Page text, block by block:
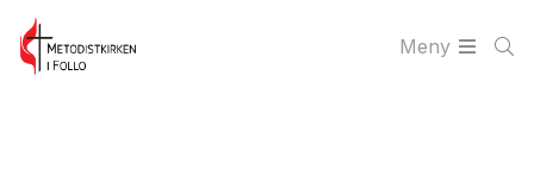
Meny